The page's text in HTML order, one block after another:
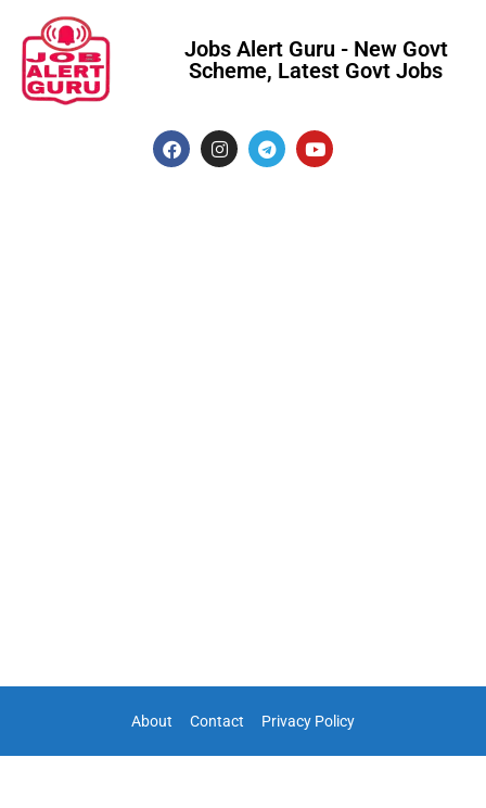
Jobs Alert Guru - New Govt
Scheme, Latest Govt Jobs
About Contact Privacy Policy